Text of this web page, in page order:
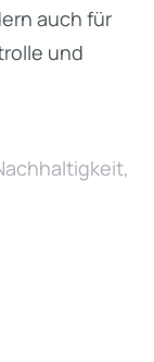
auch für
und
,